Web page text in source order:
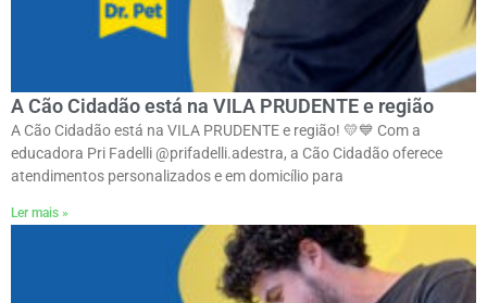
A Cão Cidadão está na VILA PRUDENTE e região
A Cão Cidadão está na VILA PRUDENTE e região! 💛💙 Com a
educadora Pri Fadelli @prifadelli.adestra, a Cão Cidadão oferece
atendimentos personalizados e em domicílio para
Ler mais »